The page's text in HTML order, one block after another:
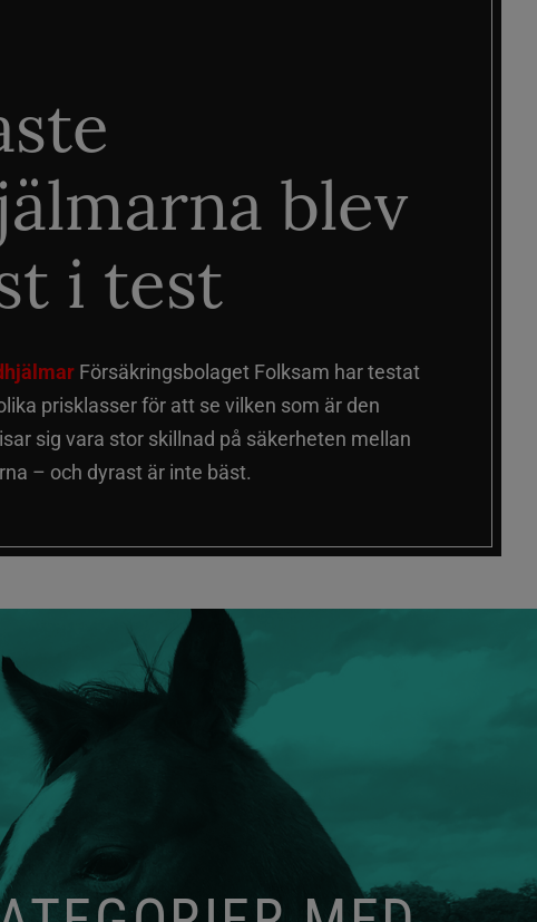
blev
i test
Försäkringsbolaget Folksam har testat
prisklasser för att se vilken som är den
sig vara stor skillnad på säkerheten mellan
– och dyrast är inte bäst.